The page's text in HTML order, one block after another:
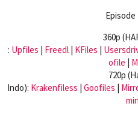
Episode
360p
: Upfiles | Freedl | KFiles |
ofile |
720p
Indo): Krakenfiless | Goofiles |